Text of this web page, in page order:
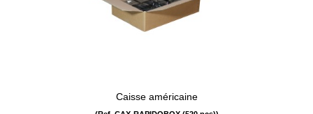
Caisse américaine